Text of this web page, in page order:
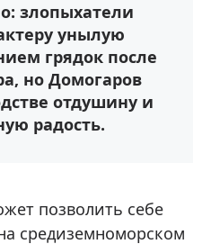
злопыхатели
унылую
грядок после
но Домогаров
отдушину и
радость.
позволить себе
средиземноморском